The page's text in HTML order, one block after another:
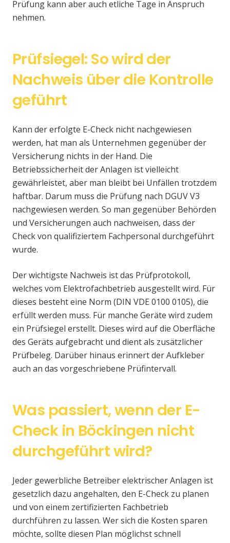
Prüfung kann aber auch etliche Tage in Anspruch
nehmen.
Prüfsiegel: So wird der
Nachweis über die Kontrolle
geführt
Kann der erfolgte E-Check nicht nachgewiesen
werden, hat man als Unternehmen gegenüber der
Versicherung nichts in der Hand. Die
Betriebssicherheit der Anlagen ist vielleicht
gewährleistet, aber man bleibt bei Unfällen trotzdem
haftbar. Darum muss die Prüfung nach DGUV V3
nachgewiesen werden. So man gegenüber Behörden
und Versicherungen auch nachweisen, dass der
Check von qualifiziertem Fachpersonal durchgeführt
wurde.
Der wichtigste Nachweis ist das Prüfprotokoll,
welches vom Elektrofachbetrieb ausgestellt wird. Für
dieses besteht eine Norm (DIN VDE 0100 0105), die
erfüllt werden muss. Für manche Geräte wird zudem
ein Prüfsiegel erstellt. Dieses wird auf die Oberfläche
des Geräts aufgebracht und dient als zusätzlicher
Prüfbeleg. Darüber hinaus erinnert der Aufkleber
auch an das vorgeschriebene Prüfintervall.
Was passiert, wenn der E-
Check in Böckingen nicht
durchgeführt wird?
Jeder gewerbliche Betreiber elektrischer Anlagen ist
gesetzlich dazu angehalten, den E-Check zu planen
und von einem zertifizierten Fachbetrieb
durchführen zu lassen. Wer sich die Kosten sparen
möchte, sollte diesen Plan möglichst schnell